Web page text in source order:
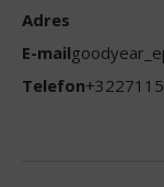
Adres
E-mail
Telefon